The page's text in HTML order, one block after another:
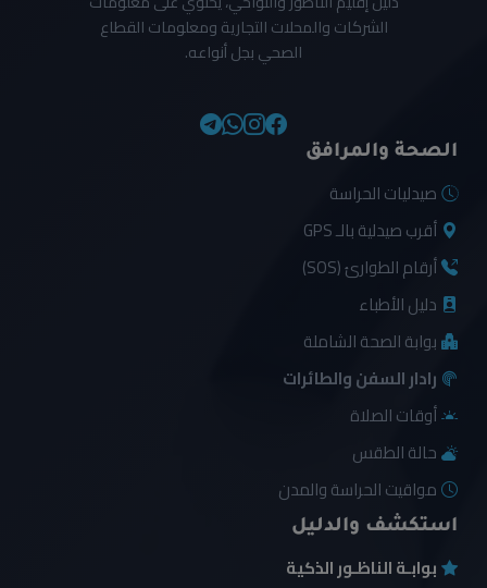
الشركات والمحلات التجارية ومعلومات القطاع
الصحي بجل أنواعه.
الصحة والمرافق
صيدليات الحراسة
أقرب صيدلية بالـ GPS
أرقام الطوارئ (SOS)
دليل الأطباء
بوابة الصحة الشاملة
رادار السفن والطائرات
أوقات الصلاة
حالة الطقس
مواقيت الحراسة والمدن
استكشف والدليل
بوابـة الناظـور الذكية